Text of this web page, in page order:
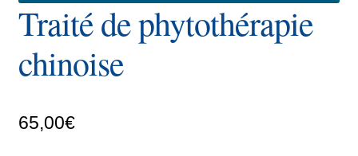
Traité de phytothérapie
chinoise
65,00€